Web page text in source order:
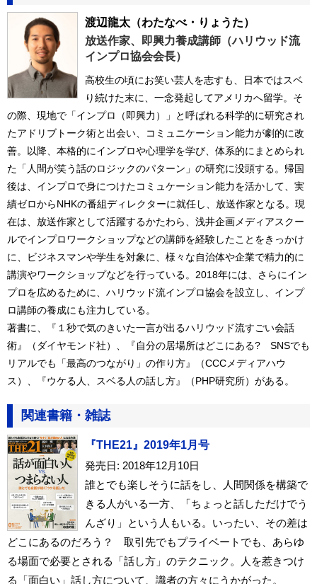
渡辺龍太 （わたなべ・りょうた）
放送作家、即興力養成講師（ハリウッド流
インプロ協会会長）
高校生の頃にお笑い芸人を志すも、日本ではスベ
り続けた末に、一念発起してアメリカへ留学。そ
の際、現地で「インプロ（即興力）」と呼ばれる科学的に研究され
たアドリブトーク術と出会い、コミュニケーション能力が劇的に改
善。以降、本格的にインプロや心理学を学び、体系的にまとめられ
た「人間が笑う話のロジックのパターン」の研究に没頭する。帰国
後は、インプロで身につけたコミュケーション能力を活かして、実
績ゼロからNHKの番組ディレクターに就任し、放送作家となる。現
在は、放送作家として活躍するかたわら、浅井企画メディアスクー
ルでインプロワークショップなどの講師を経験したことをきっかけ
に、ビジネスマンや学生を対象に、様々な自治体や企業で精力的に
講演やワークショップなどを行っている。2018年には、さらにイン
プロを広めるために、ハリウッド流インプロ協会を設立し、インプ
ロ講師の養成にも注力している。
著書に、『１秒で気のきいた一言が出るハリウッド流すごい会話
術』（ダイヤモンド社）、『自分の居場所はどこにある? SNSでも
リアルでも「最高のつながり」の作り方』（CCCメディアハウ
ス）、『ウケる人、スベる人の話し方』（PHP研究所）がある。
関連書籍・雑誌
『THE21』2019年1月号
発売日: 2018年12月10日
誰とでも楽しそうに話をし、人間関係を構築で
きる人がいる一方、「ちょっと話しただけでう
んざり」という人もいる。いったい、その差は
どこにあるのだろう？ 取引先でもプライベートでも、あらゆ
る場面で必要とされる「話し方」のテクニック。人を惹きつけ
る「面白い」話し方について、識者の方々にうかがった。